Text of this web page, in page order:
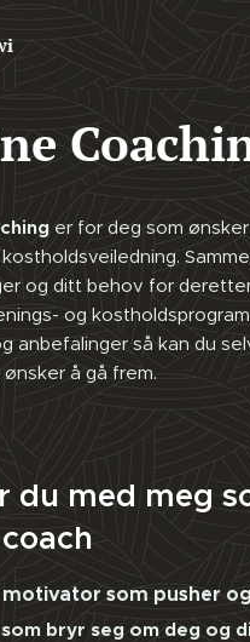
er for deg som
og ditt behov for
og
anbefalinger så kan du
å gå frem.
du med meg
motivator som pusher
som bryr seg om deg og